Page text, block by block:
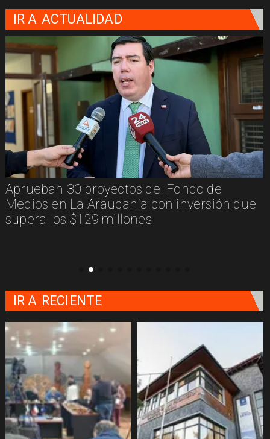
IR A ACTUALIDAD
Aprueban 30 proyectos del Fondo de
Medios en La Araucanía con inversión que
supera los $129 millones
IR A RECIENTE